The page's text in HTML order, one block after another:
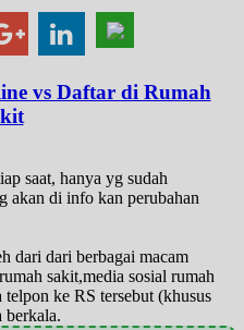
vs Daftar di Rumah
saat, hanya yg sudah
akan di info kan perubahan
dari dari berbagai macam
sakit,media sosial rumah
ke RS tersebut (khusus
berkala.